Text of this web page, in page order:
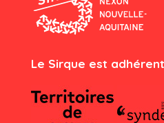
Le Sirque est